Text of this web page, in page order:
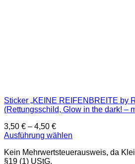
Sticker „KEINE REIFENBREITE by
(Rettungsschild, Glow in the dark! –
3,50 € – 4,50 €
Ausführung wählen
Produkt
weist
Kein Mehrwertsteuerausweis, da
§19 (1) UStG.